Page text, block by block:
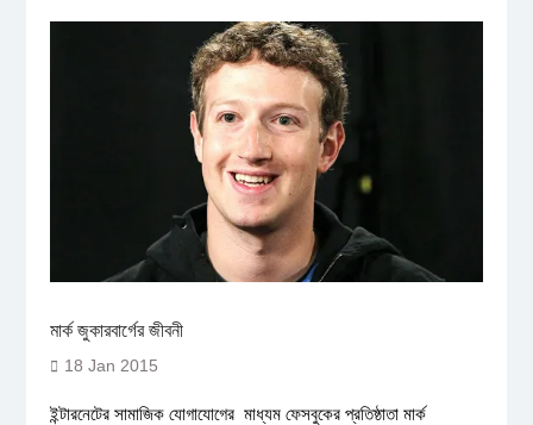
মার্ক জুকারবার্গের জীবনী
18 Jan 2015
ইন্টারনেটের সামাজিক যোগাযোগের মাধ্যম ফেসবুকের প্রতিষ্ঠাতা মার্ক